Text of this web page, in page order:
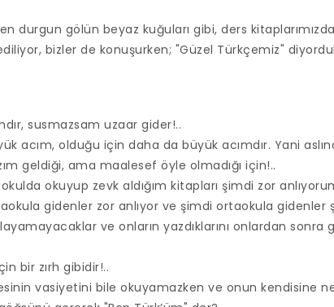
durgun gölün beyaz kuğuları gibi, ders
bizler de konuşurken; "Güzel Türkçemiz"
susmazsam uzaar gider!..
acım, olduğu için daha da büyük acımdır. Yani
geldiği, ama maalesef öyle olmadığı için!..
okuyup zevk aldığım kitapları şimdi zor
gidenler zor anlıyor ve şimdi ortaokula gidenler
ve onların yazdıklarını onlardan sonra
bir zırh gibidir!..
vasiyetini bile okuyamazken ve onun kendisine